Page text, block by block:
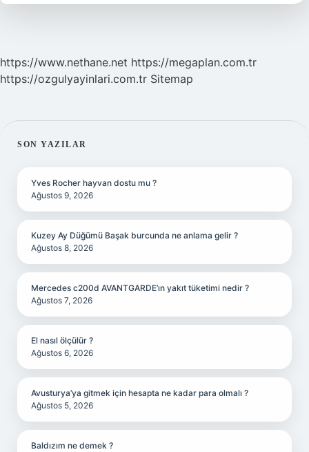
https://www.nethane.net https://megaplan.com.tr
https://ozgulyayinlari.com.tr Sitemap
SIDEBAR
SON YAZILAR
Yves Rocher hayvan dostu mu ?
Ağustos 9, 2026
Kuzey Ay Düğümü Başak burcunda ne anlama gelir ?
Ağustos 8, 2026
Mercedes c200d AVANTGARDE’ın yakıt tüketimi nedir ?
Ağustos 7, 2026
El nasıl ölçülür ?
Ağustos 6, 2026
Avusturya’ya gitmek için hesapta ne kadar para olmalı ?
Ağustos 5, 2026
Baldızım ne demek ?